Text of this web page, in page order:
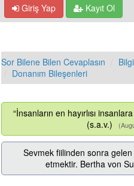
Giriş Yap Kayıt Ol
Sor Bilene Bilen Cevaplasın
Donanım Bileşenleri
“İnsanların en hayırlısı
(s.a.v.)
Sevmek fiilinden sonra gelen
etmektir. Bertha von